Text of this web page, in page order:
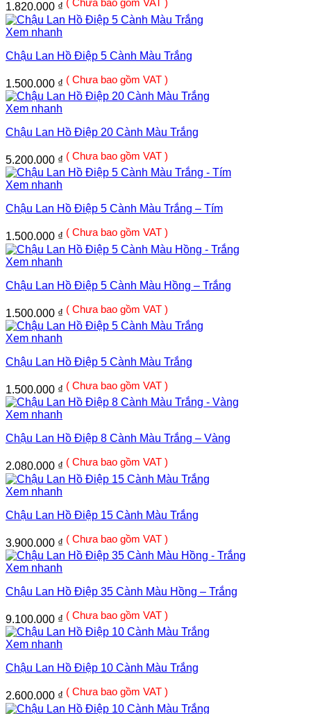
1.820.000 ₫ ( Chưa bao gồm VAT )
Xem nhanh
Chậu Lan Hồ Điệp 5 Cành Màu Trắng
1.500.000 ₫ ( Chưa bao gồm VAT )
Xem nhanh
Chậu Lan Hồ Điệp 20 Cành Màu Trắng
5.200.000 ₫ ( Chưa bao gồm VAT )
Xem nhanh
Chậu Lan Hồ Điệp 5 Cành Màu Trắng – Tím
1.500.000 ₫ ( Chưa bao gồm VAT )
Xem nhanh
Chậu Lan Hồ Điệp 5 Cành Màu Hồng – Trắng
1.500.000 ₫ ( Chưa bao gồm VAT )
Xem nhanh
Chậu Lan Hồ Điệp 5 Cành Màu Trắng
1.500.000 ₫ ( Chưa bao gồm VAT )
Xem nhanh
Chậu Lan Hồ Điệp 8 Cành Màu Trắng – Vàng
2.080.000 ₫ ( Chưa bao gồm VAT )
Xem nhanh
Chậu Lan Hồ Điệp 15 Cành Màu Trắng
3.900.000 ₫ ( Chưa bao gồm VAT )
Xem nhanh
Chậu Lan Hồ Điệp 35 Cành Màu Hồng – Trắng
9.100.000 ₫ ( Chưa bao gồm VAT )
Xem nhanh
Chậu Lan Hồ Điệp 10 Cành Màu Trắng
2.600.000 ₫ ( Chưa bao gồm VAT )